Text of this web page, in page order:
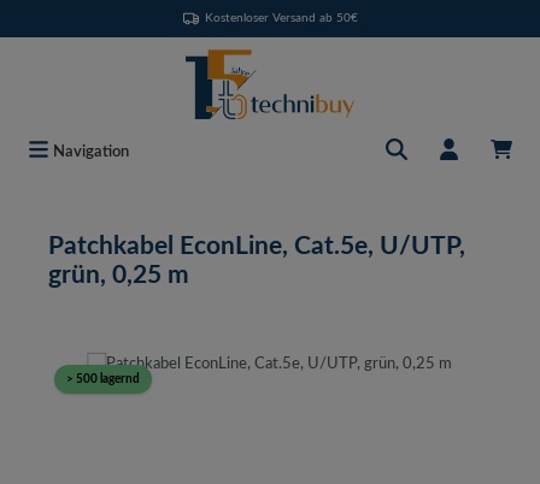
Kostenloser Versand ab 50€
Navigation
Patchkabel EconLine, Cat.5e, U/UTP,
grün, 0,25 m
Bildergalerie überspringen
> 500 lagernd